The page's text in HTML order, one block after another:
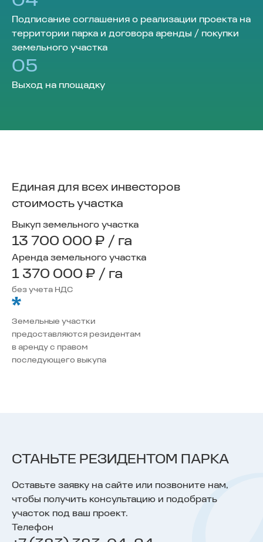
Подписание соглашения о реализации проекта на
территории парка и договора аренды / покупки
земельного участка
05
Выход на площадку
Единая для всех инвесторов
стоимость участка
Выкуп земельного участка
13 700 000 ₽ / га
Аренда земельного участка
1 370 000 ₽ / га
без учета НДС
Земельные участки
предоставляются резидентам
в аренду с правом
последующего выкупа
СТАНЬТЕ РЕЗИДЕНТОМ ПАРКА
Оставьте заявку на сайте или позвоните нам,
чтобы получить консультацию и подобрать
участок под ваш проект.
Телефон